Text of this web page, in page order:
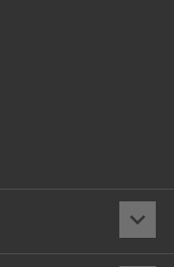
keyboard_arrow_down